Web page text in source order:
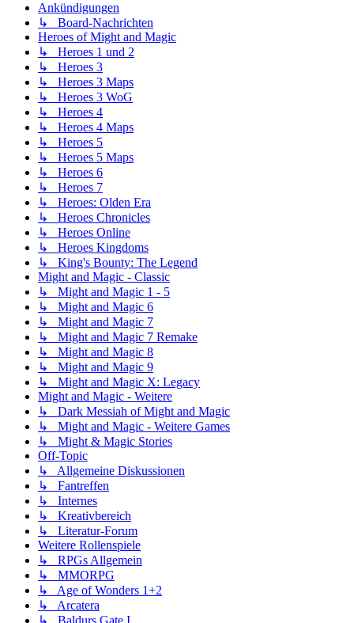
Ankündigungen
↳ Board-Nachrichten
Heroes of Might and Magic
↳ Heroes 1 und 2
↳ Heroes 3
↳ Heroes 3 Maps
↳ Heroes 3 WoG
↳ Heroes 4
↳ Heroes 4 Maps
↳ Heroes 5
↳ Heroes 5 Maps
↳ Heroes 6
↳ Heroes 7
↳ Heroes: Olden Era
↳ Heroes Chronicles
↳ Heroes Online
↳ Heroes Kingdoms
↳ King's Bounty: The Legend
Might and Magic - Classic
↳ Might and Magic 1 - 5
↳ Might and Magic 6
↳ Might and Magic 7
↳ Might and Magic 7 Remake
↳ Might and Magic 8
↳ Might and Magic 9
↳ Might and Magic X: Legacy
Might and Magic - Weitere
↳ Dark Messiah of Might and Magic
↳ Might and Magic - Weitere Games
↳ Might & Magic Stories
Off-Topic
↳ Allgemeine Diskussionen
↳ Fantreffen
↳ Internes
↳ Kreativbereich
↳ Literatur-Forum
Weitere Rollenspiele
↳ RPGs Allgemein
↳ MMORPG
↳ Age of Wonders 1+2
↳ Arcatera